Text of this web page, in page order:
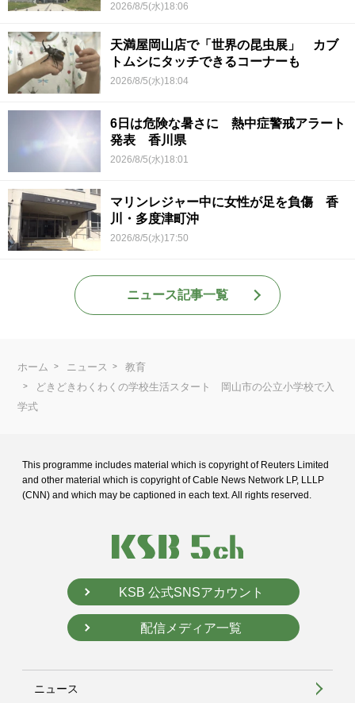
2026/8/5(水)18:06
天満屋岡山店で「世界の昆虫展」 カブ
トムシにタッチできるコーナーも
2026/8/5(水)18:04
6日は危険な暑さに 熱中症警戒アラート
発表 香川県
2026/8/5(水)18:01
マリンレジャー中に女性が足を負傷 香
川・多度津町沖
2026/8/5(水)17:50
ニュース記事一覧
ホーム ニュース
教育
どきどきわくわくの学校生活スタート 岡山市の公立小学校で入
学式
This programme includes material which is copyright of Reuters Limited
and other material which is copyright of Cable News Network LP, LLLP
(CNN) and which may be captioned in each text. All rights reserved.
KSB 公式SNSアカウント
配信メディア一覧
ニュース